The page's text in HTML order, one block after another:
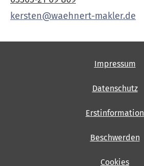
kersten@waehnert-makler.de
Impressum
Datenschutz
Erstinformation
Beschwerden
Cookies